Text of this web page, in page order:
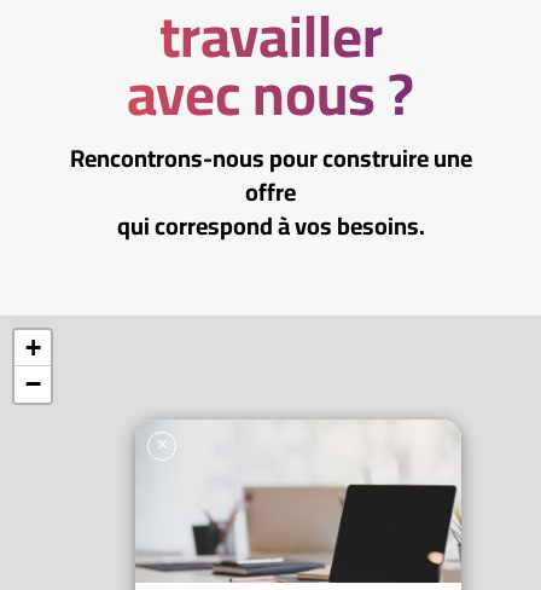
travailler
avec nous ?
Rencontrons-nous pour construire une
offre
qui correspond à vos besoins.
×
+
−